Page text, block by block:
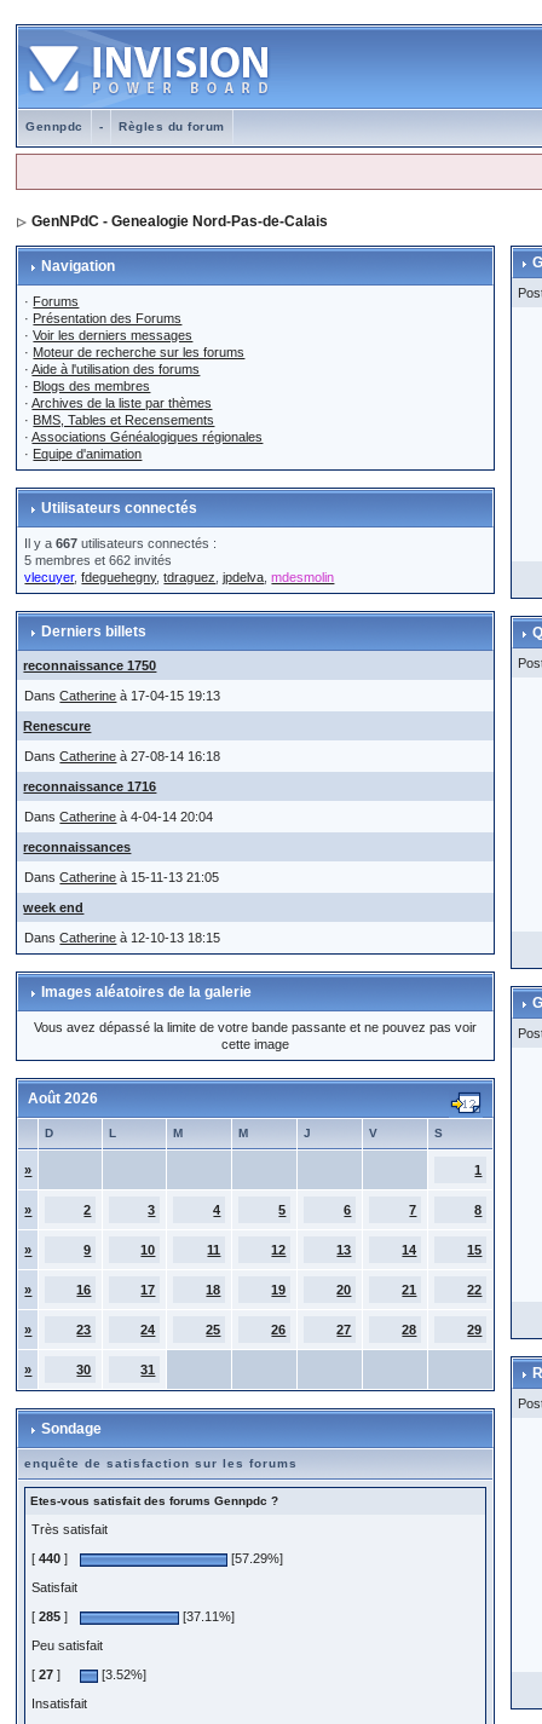
Gennpdc - Règles du forum
GenNPdC - Genealogie Nord-Pas-de-Calais
Navigation
· Forums
· Présentation des Forums
·Voir les derniers messages
· Moteur de recherche sur les forums
·Aide à l'utilisation des forums
· Blogs des membres
·Archives de la liste par thèmes
· BMS, Tables et Recensements
·Associations Généalogiques régionales
· Equipe d'animation
Utilisateurs connectés
Il y a667 utilisateurs connectés :
5 membres et 662 invités
vlecuyer,fdeguehegny,tdraguez ,jpdelva ,mdesmolin
Derniers billets
reconnaissance 1750
DansCatherine à 17-04-15 19:13
Renescure
DansCatherine à 27-08-14 16:18
reconnaissance 1716
DansCatherine à 4-04-14 20:04
reconnaissances
DansCatherine à 15-11-13 21:05
week end
DansCatherine à 12-10-13 18:15
Images aléatoires de la galerie
Vous avez dépassé la limite de votre bande passante et ne pouvez pas voir
cette image
Août 2026
D L M M J V S
» 1
» 2 3 4 5 6 7 8
» 9 10 11 12 13 14 15
» 16 17 18 19 20 21 22
» 23 24 25 26 27 28 29
» 30 31
Sondage
enquête de satisfaction sur les forums
Etes-vous satisfait des forums Gennpdc ?
Très satisfait
[440 ]
[57.29%]
Satisfait
[285 ]
[37.11%]
Peu satisfait
[27 ]
[3.52%]
Insatisfait